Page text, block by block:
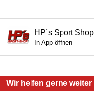
HP´s Sport Shop
In App öffnen
Wir helfen gerne weiter